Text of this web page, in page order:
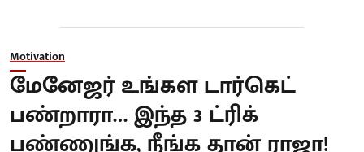
Motivation
மேனேஜர் உங்கள டார்கெட்
பண்றாரா… இந்த 3 ட்ரிக்
பண்ணுங்க, நீங்க தான் ராஜா!